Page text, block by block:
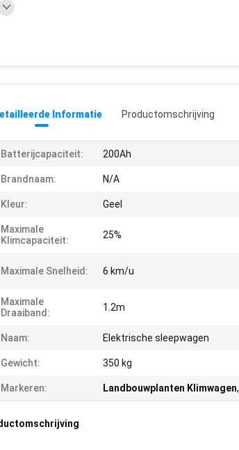
Informatie Productomschrijving
Batterijcapaciteit: 200Ah
Brandnaam: N/A
Kleur: Geel
Maximale
Klimcapaciteit:
25%
Maximale Snelheid: 6 km/u
Maximale
Draaiband:
1.2m
Naam: Elektrische sleepwagen
Gewicht: 350 kg
Markeren: Landbouwplanten Klimwagen,